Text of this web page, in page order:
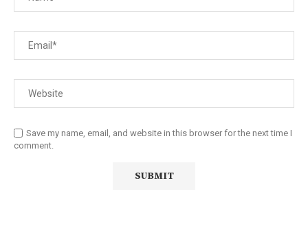
Save my name, email, and website in this browser for the next time I
comment.